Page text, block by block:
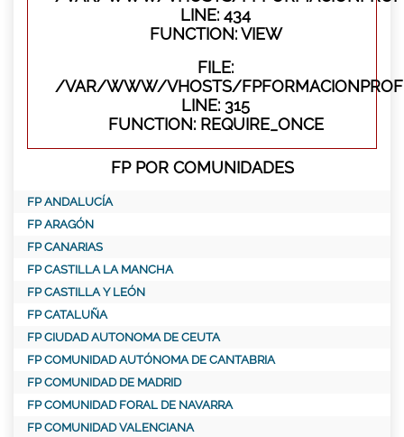
LINE: 434
FUNCTION: VIEW
FILE:
/VAR/WWW/VHOSTS/
LINE: 315
FUNCTION: REQUIRE_ONCE
FP POR COMUNIDADES
FP ANDALUCÍA
FP ARAGÓN
FP CANARIAS
FP CASTILLA LA MANCHA
FP CASTILLA Y LEÓN
FP CATALUÑA
FP CIUDAD AUTONOMA DE CEUTA
FP COMUNIDAD AUTÓNOMA DE CANTABRIA
FP COMUNIDAD DE MADRID
FP COMUNIDAD FORAL DE NAVARRA
FP COMUNIDAD VALENCIANA